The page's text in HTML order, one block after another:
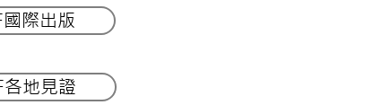
國際出版
各地見證